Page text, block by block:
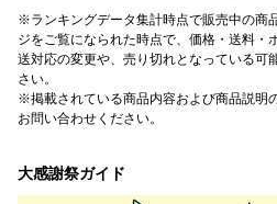
※ランキングデータ集計時点で販売中の商
ジをご覧になられた時点で、価格・送料・
送対応の変更や、売り切れとなっている可
さい。
※掲載されている商品内容および商品説明
お問い合わせください。
大感謝祭ガイド